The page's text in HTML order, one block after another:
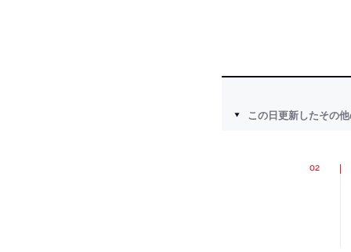
この日更新したその